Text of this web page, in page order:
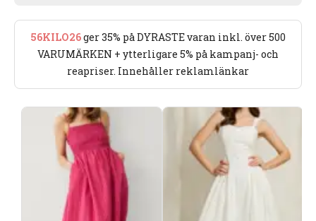
56KILO26ger 35% på DYRASTE varan inkl. över 500
VARUMÄRKEN + ytterligare 5% på kampanj- och
reapriser. Innehåller reklamlänkar